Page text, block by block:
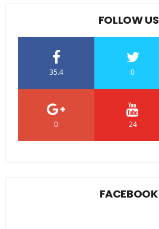
FOLLOW US
35.4 0
0 24
FACEBOOK